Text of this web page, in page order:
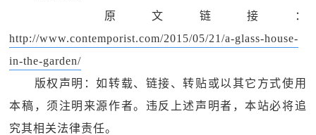
原文链接：
http://www.contemporist.com/2015/05/21/a-glass-house-
in-the-garden/
版权声明：如转载、链接、转贴或以其它方式使用
本稿，须注明来源作者。违反上述声明者，本站必将追
究其相关法律责任。